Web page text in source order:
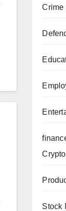
Crime
Stock